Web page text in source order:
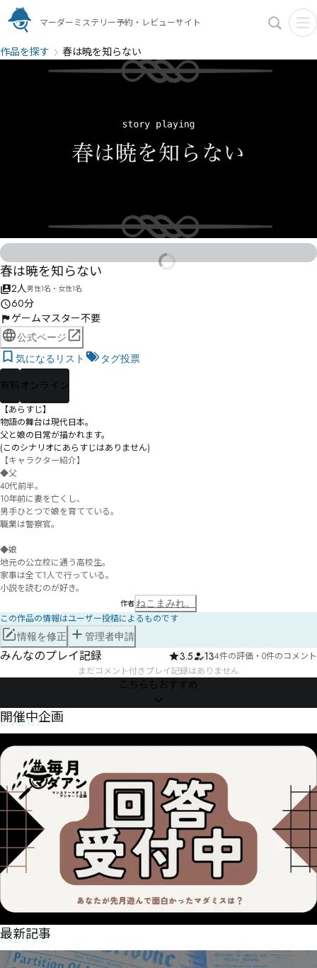
マーダーミステリー予約・レビューサイト
作品を探す 春は暁を知らない
春は暁を知らない
2人男性1名・女性1名
60分
ゲームマスター不要
公式ページ
気になるリスト
タグ投票
有料 オンライン
【あらすじ】
物語の舞台は現代日本。
父と娘の日常が描かれます。
(このシナリオにあらすじはありません)
【キャラクター紹介】
◆父
40代前半。
10年前に妻を亡くし、
男手ひとつで娘を育てている。
職業は警察官。
◆娘
地元の公立校に通う高校生。
家事は全て1人で行っている。
小説を読むのが好き。
作者 ねこまみれ。
この作品の情報はユーザー投稿によるものです
情報を修正 管理者申請
みんなのプレイ記録 3.5 134件の評価 ・ 0件のコメント
まだコメント付きプレイ記録はありません
こちらもおすすめ
Event
開催中企画
NEWS
最新記事